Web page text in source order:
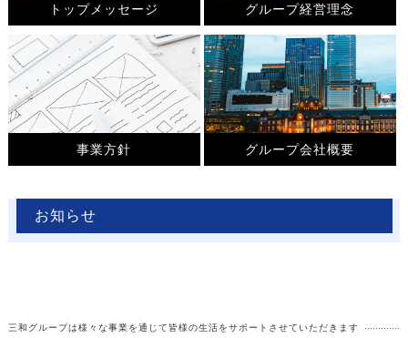
トップメッセージ
三和ホールディングス株式
会社 代表取締役社長 石
井清悟よりメッセージ
グループ経営理念
全社共通の経営理念と
MVPに基づき、グループ
一丸となって経営を推進し
ています。
事業方針
安定、継続した成長を目指
していきます。
グループ会社概要
社概要をご紹介していま
お知らせ
三和グループは様々な事業を通じて皆様の生活をサポートさせていただきます